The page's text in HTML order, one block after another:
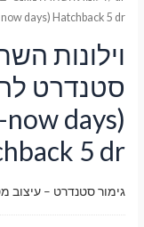
now days) Hatchback 5 dr
וילונות
days)
5 dr
גימור סטנדרט – עיצוב